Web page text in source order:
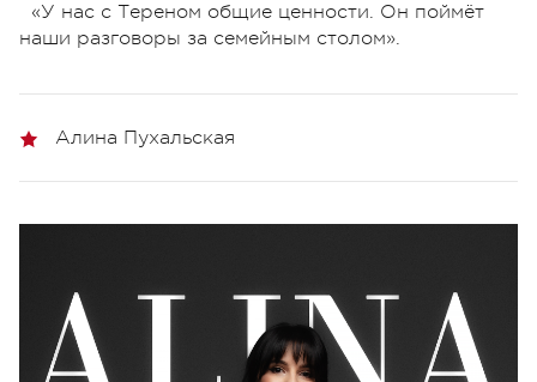
«У нас с Тереном общие ценности. Он поймёт
наши разговоры за семейным столом».
Алина Пухальская